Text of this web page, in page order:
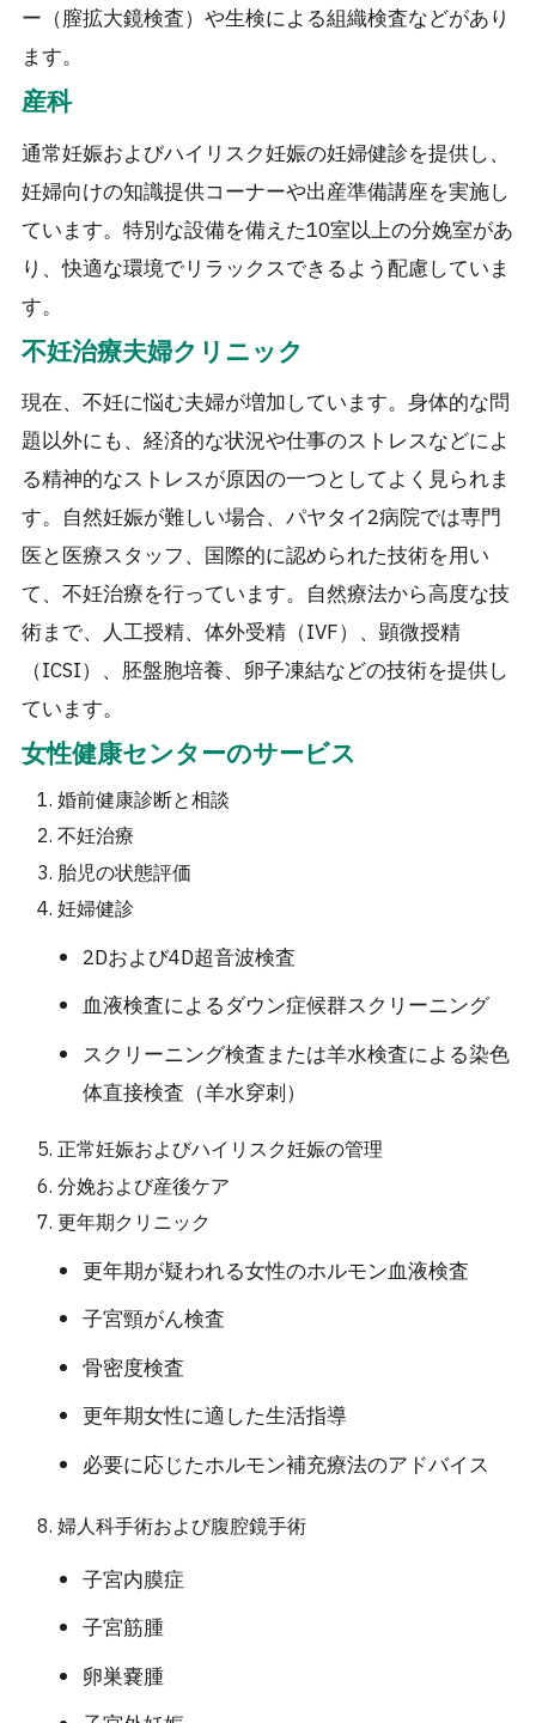
ー（膣拡大鏡検査）や生検による組織検査などがあり
ます。
産科
通常妊娠およびハイリスク妊娠の妊婦健診を提供し、
妊婦向けの知識提供コーナーや出産準備講座を実施し
ています。特別な設備を備えた10室以上の分娩室があ
り、快適な環境でリラックスできるよう配慮していま
す。
不妊治療夫婦クリニック
現在、不妊に悩む夫婦が増加しています。身体的な問
題以外にも、経済的な状況や仕事のストレスなどによ
る精神的なストレスが原因の一つとしてよく見られま
す。自然妊娠が難しい場合、パヤタイ2病院では専門
医と医療スタッフ、国際的に認められた技術を用い
て、不妊治療を行っています。自然療法から高度な技
術まで、人工授精、体外受精（IVF）、顕微授精
（ICSI）、胚盤胞培養、卵子凍結などの技術を提供し
ています。
女性健康センターのサービス
婚前健康診断と相談
不妊治療
胎児の状態評価
妊婦健診
2Dおよび4D超音波検査
血液検査によるダウン症候群スクリーニング
スクリーニング検査または羊水検査による染色
体直接検査（羊水穿刺）
正常妊娠およびハイリスク妊娠の管理
分娩および産後ケア
更年期クリニック
更年期が疑われる女性のホルモン血液検査
子宮頸がん検査
骨密度検査
更年期女性に適した生活指導
必要に応じたホルモン補充療法のアドバイス
婦人科手術および腹腔鏡手術
子宮内膜症
子宮筋腫
卵巣嚢腫